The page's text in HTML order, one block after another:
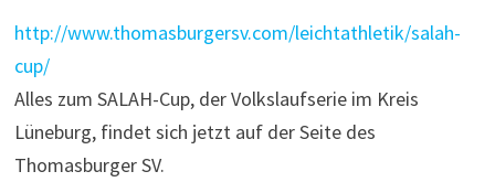
http://www.thomasburgersv.com/leichtathletik/salah-
cup/
Alles zum SALAH-Cup, der Volkslaufserie im Kreis
Lüneburg, findet sich jetzt auf der Seite des
Thomasburger SV.